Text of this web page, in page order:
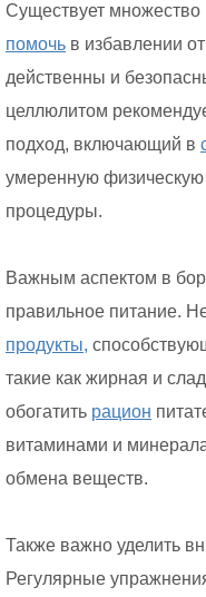
Существует
помочь в избавлении
действенны и
целлюлитом
подход, включающий в
умеренную физическую
процедуры.
Важным аспектом в
правильное питание.
продукты,
такие как жирная и
обогатить рацион
витаминами и
обмена веществ.
Также важно уделить
Регулярные